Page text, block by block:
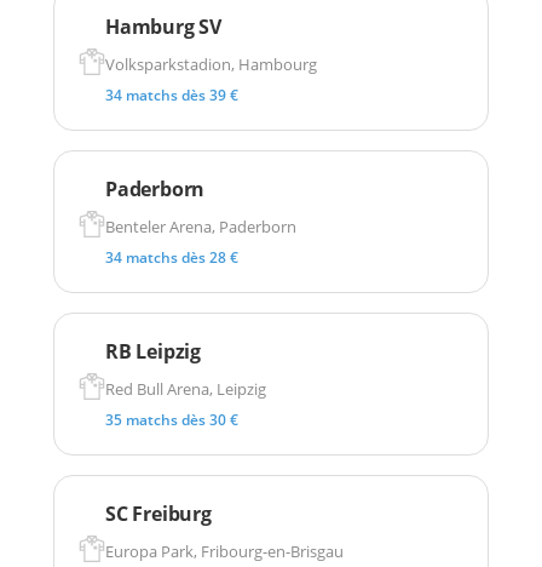
Hamburg SV
Volksparkstadion, Hambourg
34 matchs dès 39 €
Paderborn
Benteler Arena, Paderborn
34 matchs dès 28 €
RB Leipzig
Red Bull Arena, Leipzig
35 matchs dès 30 €
SC Freiburg
Europa Park, Fribourg-en-Brisgau